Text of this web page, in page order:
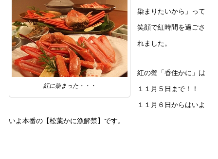
紅に染まった・・・
染まりたいから」って
笑顔で紅時間を過ごさ
れました。
紅の蟹「香住かに」は
１１月５日まで！！
１１月６日からはいよ
いよ本番の【松葉かに漁解禁】です。